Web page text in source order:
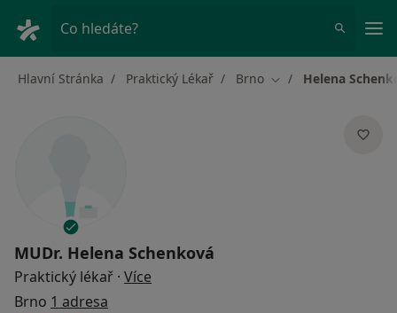
Co hledáte?
Hlavní Stránka Praktický Lékař Brno Změna města
Helena
MUDr. Helena Schenková
Praktický lékař · Více
Brno 1 adresa